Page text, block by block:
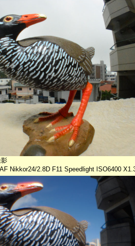
Nikkor24/2.8D F11 Speedlight ISO6400